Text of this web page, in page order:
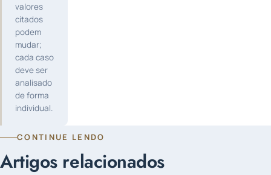
valores
citados
podem
mudar;
cada caso
deve ser
analisado
de forma
individual.
CONTINUE LENDO
Artigos relacionados